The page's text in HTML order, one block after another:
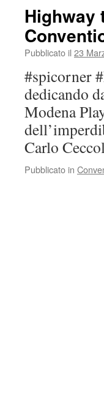
Highway
Pubblicato il 23
#spicorner
dedicando
Modena
Carlo
Pubblicato in